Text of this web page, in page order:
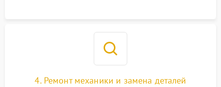
4. Ремонт механики и замена деталей